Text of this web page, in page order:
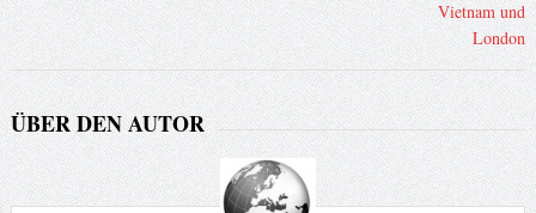
ÜBER DEN AUTOR